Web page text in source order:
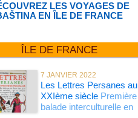
LES VOYAGES DE
EN ÎLE DE FRANCE
ÎLE DE FRANCE
7 JANVIER 2022
Les Lettres Persanes au
XXIème sièclePremière
balade interculturelle en